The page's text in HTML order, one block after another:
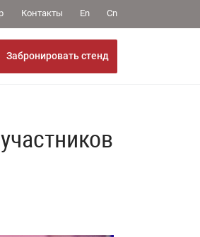
Контакты En Cn
Забронировать стенд